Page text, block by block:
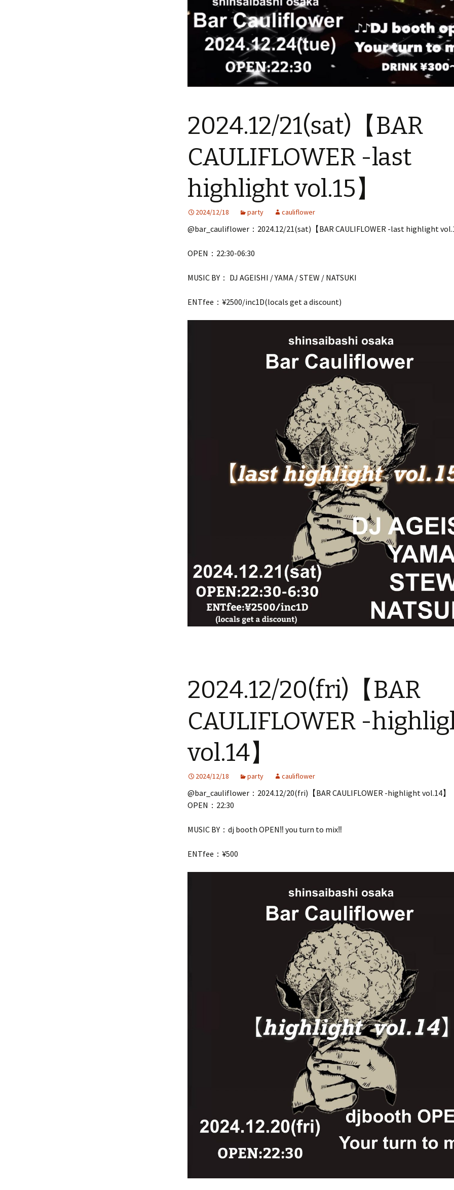
2024.12/21(sat)【BAR
CAULIFLOWER -last
highlight vol.15】
2024/12/18 party cauliflower
@bar_cauliflower：2024.12/21(sat)【BAR CAULIFLOWER -last highlight
OPEN：22:30-06:30
MUSIC BY： DJ AGEISHI / YAMA / STEW / NATSUKI
ENTfee：¥2500/inc1D(locals get a discount)
2024.12/20(fri)【BAR
CAULIFLOWER -
vol.14】
2024/12/18 party cauliflower
@bar_cauliflower：2024.12/20(fri)【BAR CAULIFLOWER -highlight vol.14】
OPEN：22:30
MUSIC BY：dj booth OPEN‼︎ you turn to mix‼︎
ENTfee：¥500